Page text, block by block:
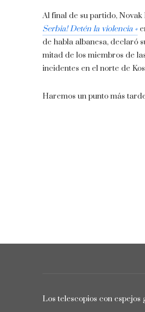
Al final de su partido,
Serbia! Detén la violencia «
de habla albanesa, declaró
mitad de los miembros de
incidentes en el norte de
Haremos un punto más
Los telescopios con